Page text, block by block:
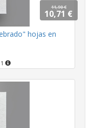
11,90 €
10,71 €
hojas en